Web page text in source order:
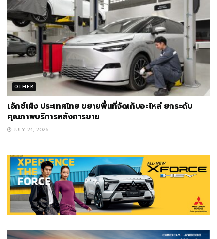
OTHER
เอ็กซ์เผิง ประเทศไทย ขยายพื้นที่จัดเก็บอะไหล่ ยกระดับ
คุณภาพบริการหลังการขาย
JULY 24, 2026